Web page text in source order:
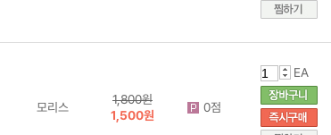
모리스
1,800원
1,500원
0점
EA